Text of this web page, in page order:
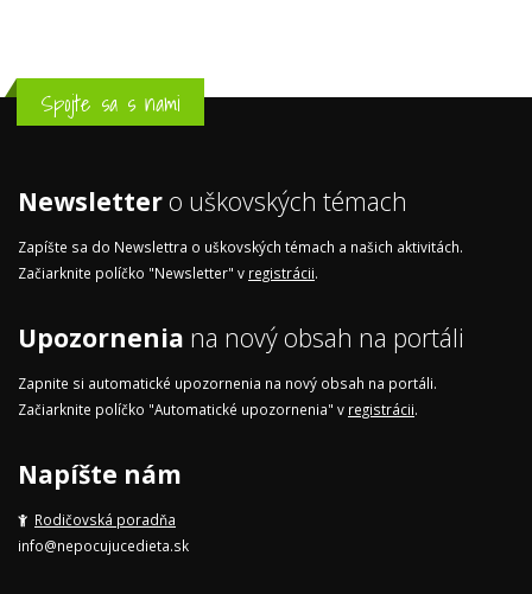
Spojte sa s nami
Newsletter o uškovských témach
Zapíšte sa do Newslettra o uškovských témach a našich aktivitách.
Začiarknite políčko "Newsletter" v registrácii.
Upozornenia na nový obsah na portáli
Zapnite si automatické upozornenia na nový obsah na portáli.
Začiarknite políčko "Automatické upozornenia" v registrácii.
Napíšte nám
Rodičovská poradňa
info@nepocujucedieta.sk